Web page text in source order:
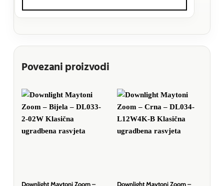
Povezani proizvodi
Downlight Maytoni Zoom –
Downlight Maytoni Zoom –